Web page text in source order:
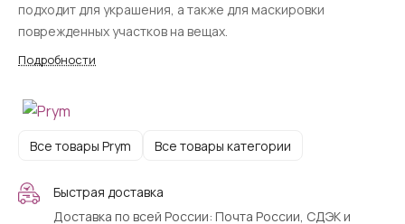
подходит для украшения, а также для маскировки
поврежденных участков на вещах.
Подробности
Все товары Prym Все товары категории
Быстрая доставка
Доставка по всей России: Почта России, СДЭК и